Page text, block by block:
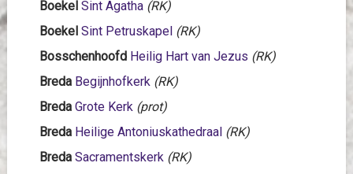
Boekel Sint Agatha (RK)
Boekel Sint Petruskapel (RK)
Bosschenhoofd Heilig Hart van Jezus (RK)
Breda Begijnhofkerk (RK)
Breda Grote Kerk (prot)
Breda Heilige Antoniuskathedraal(RK)
Breda Sacramentskerk (RK)